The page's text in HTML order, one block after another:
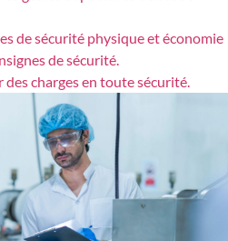
de sécurité physique et économie
de sécurité.
des charges en toute sécurité.